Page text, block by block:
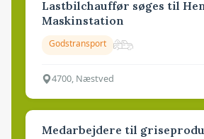
Lastbilchauffør søges til
Maskinstation
Godstransport
4700, Næstved
Medarbejdere til